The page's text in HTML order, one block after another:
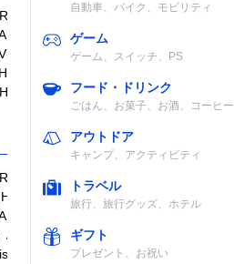
10+
Dol
HDR
4K液晶パネル
（Mini LEDバッ
クライト）
HDR10
対
/HLG/Dolb
（Dolby
4K液晶パネル
（VA×LED）
自動車、バイク、モビリティ
ゲーム
ゲーム、スイッチ、PS
フード・ドリンク
ごはん、お菓子、お酒、コーヒー
アウトドア
キャンプ、アクティビティ
トラベル
旅行、旅行グッズ、ホテル
ギフト
プレゼント、お祝い